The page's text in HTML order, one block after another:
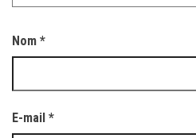
Nom *
E-mail *